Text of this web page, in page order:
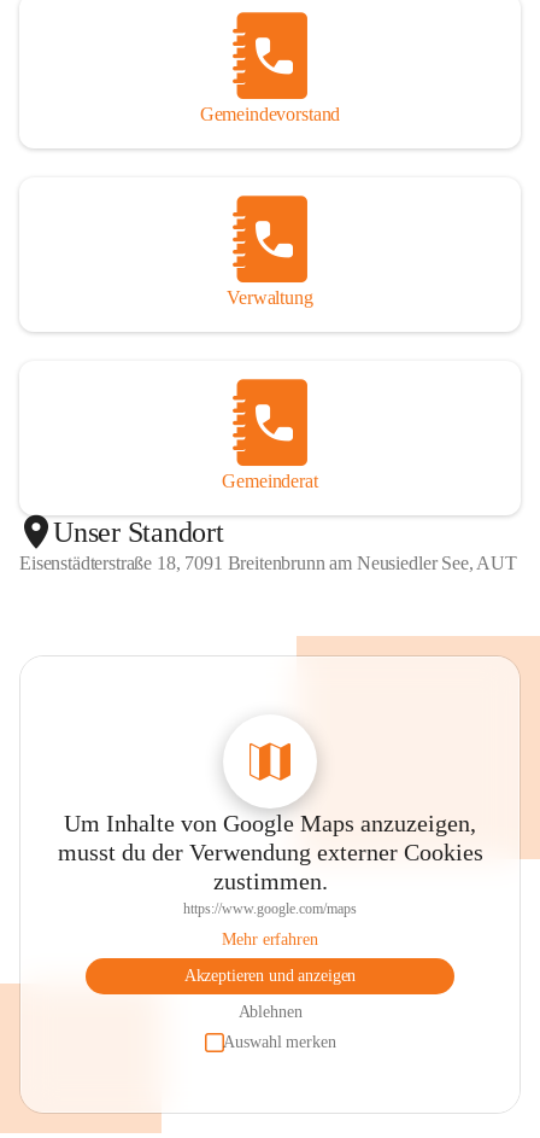
Gemeindevorstand
Verwaltung
Gemeinderat
Unser Standort
Eisenstädterstraße 18, 7091 Breitenbrunn am Neusiedler See, AUT
Um Inhalte von Google Maps anzuzeigen,
musst du der Verwendung externer Cookies
zustimmen.
https://www.google.com/maps
Mehr erfahren
Akzeptieren und anzeigen
Ablehnen
Auswahl merken